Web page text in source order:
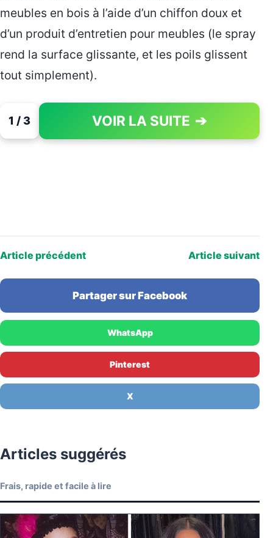
meubles en bois à l’aide d’un chiffon doux et
d’un produit d’entretien pour meubles (le spray
rend la surface glissante, et les poils glissent
tout simplement).
1 / 3 VOIR LA SUITE ➔
PAGE 1 OF 3
Article précédent Article suivant
Partager sur Facebook
WhatsApp
Pinterest
X
Articles suggérés
Frais, rapide et facile à lire